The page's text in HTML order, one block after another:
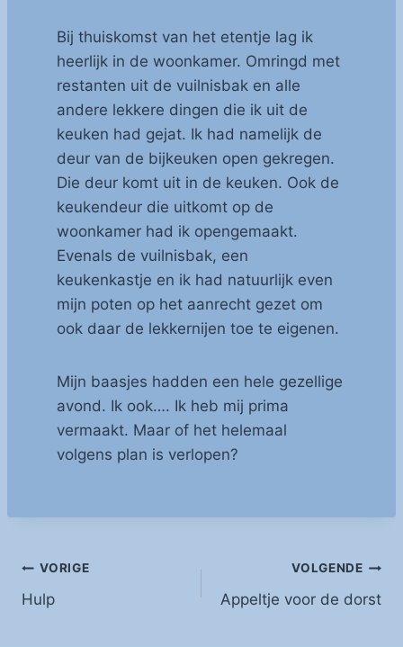
Bij thuiskomst van het etentje lag ik
heerlijk in de woonkamer. Omringd met
restanten uit de vuilnisbak en alle
andere lekkere dingen die ik uit de
keuken had gejat. Ik had namelijk de
deur van de bijkeuken open gekregen.
Die deur komt uit in de keuken. Ook de
keukendeur die uitkomt op de
woonkamer had ik opengemaakt.
Evenals de vuilnisbak, een
keukenkastje en ik had natuurlijk even
mijn poten op het aanrecht gezet om
ook daar de lekkernijen toe te eigenen.
Mijn baasjes hadden een hele gezellige
avond. Ik ook…. Ik heb mij prima
vermaakt. Maar of het helemaal
volgens plan is verlopen?
Bericht
navigatie
VORIGE
Hulp
VOLGENDE
Appeltje voor de dorst